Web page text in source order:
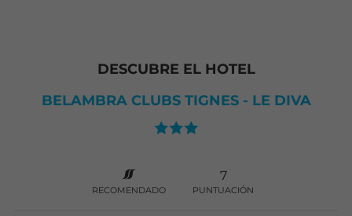
DESCUBRE EL HOTEL
BELAMBRA CLUBS TIGNES - LE DIVA
RECOMENDADO
7
PUNTUACIÓN